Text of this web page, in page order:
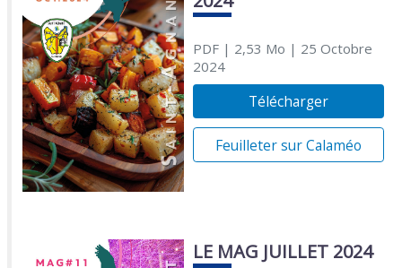
PDF| 2,53 Mo | 25 Octobre
2024
Télécharger
Feuilleter sur Calaméo
LE MAG JUILLET 2024